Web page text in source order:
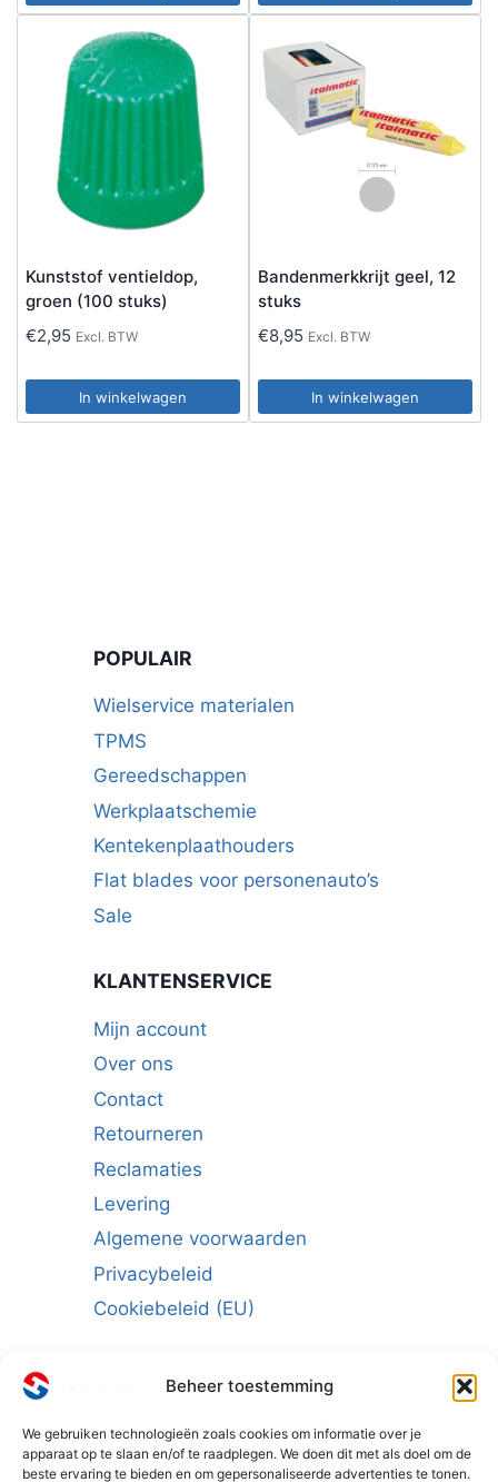
Beheer toestemming
We gebruiken technologieën zoals cookies om informatie over je
apparaat op te slaan en/of te raadplegen. We doen dit met als doel om de
beste ervaring te bieden en om gepersonaliseerde advertenties te tonen.
Kunststof ventieldop,
groen (100 stuks)
€2,95 Excl. BTW
In winkelwagen
Bandenmerkkrijt geel, 12
stuks
€8,95 Excl. BTW
In winkelwagen
POPULAIR
Wielservice materialen
TPMS
Gereedschappen
Werkplaatschemie
Kentekenplaathouders
Flat blades voor personenauto’s
Sale
KLANTENSERVICE
Mijn account
Over ons
Contact
Retourneren
Reclamaties
Levering
Algemene voorwaarden
Privacybeleid
Cookiebeleid (EU)
Schrijf u in voor de nieuwsbrief: